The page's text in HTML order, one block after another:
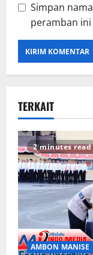
Simpan
peramban
TERKAIT
2 minutes read
AMBON MANISE